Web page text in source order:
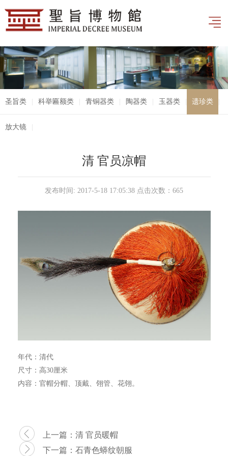
圣旨类 科举匾额类 青铜器类 陶器类 玉器类 遗珍类
放大镜
清 官员凉帽
发布时间: 2017-5-18 17:05:38 点击次数： 665
年代：清代
尺寸：高30厘米
内容：官帽分帽、顶戴、翎管、花翎。
上一篇： 清 官员暖帽
下一篇： 石青色蟒纹朝服